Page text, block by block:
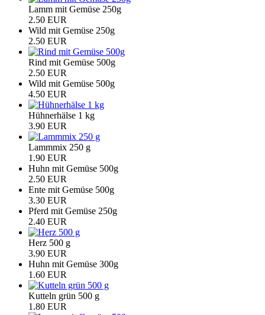
Lamm mit Gemüse 250g
2.50 EUR
Wild mit Gemüse 250g
2.50 EUR
Rind mit Gemüse 500g
2.50 EUR
Wild mit Gemüse 500g
4.50 EUR
Hühnerhälse 1 kg
3.90 EUR
Lammmix 250 g
1.90 EUR
Huhn mit Gemüse 500g
2.50 EUR
Ente mit Gemüse 500g
3.30 EUR
Pferd mit Gemüse 250g
2.40 EUR
Herz 500 g
3.90 EUR
Huhn mit Gemüse 300g
1.60 EUR
Kutteln grün 500 g
1.80 EUR